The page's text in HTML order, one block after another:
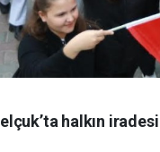
halkın